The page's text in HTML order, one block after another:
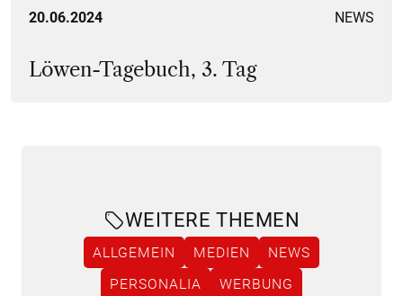
20.06.2024 NEWS
Löwen-Tagebuch, 3. Tag
WEITERE THEMEN
ALLGEMEIN MEDIEN
NEWS
PERSONALIA
WERBUNG